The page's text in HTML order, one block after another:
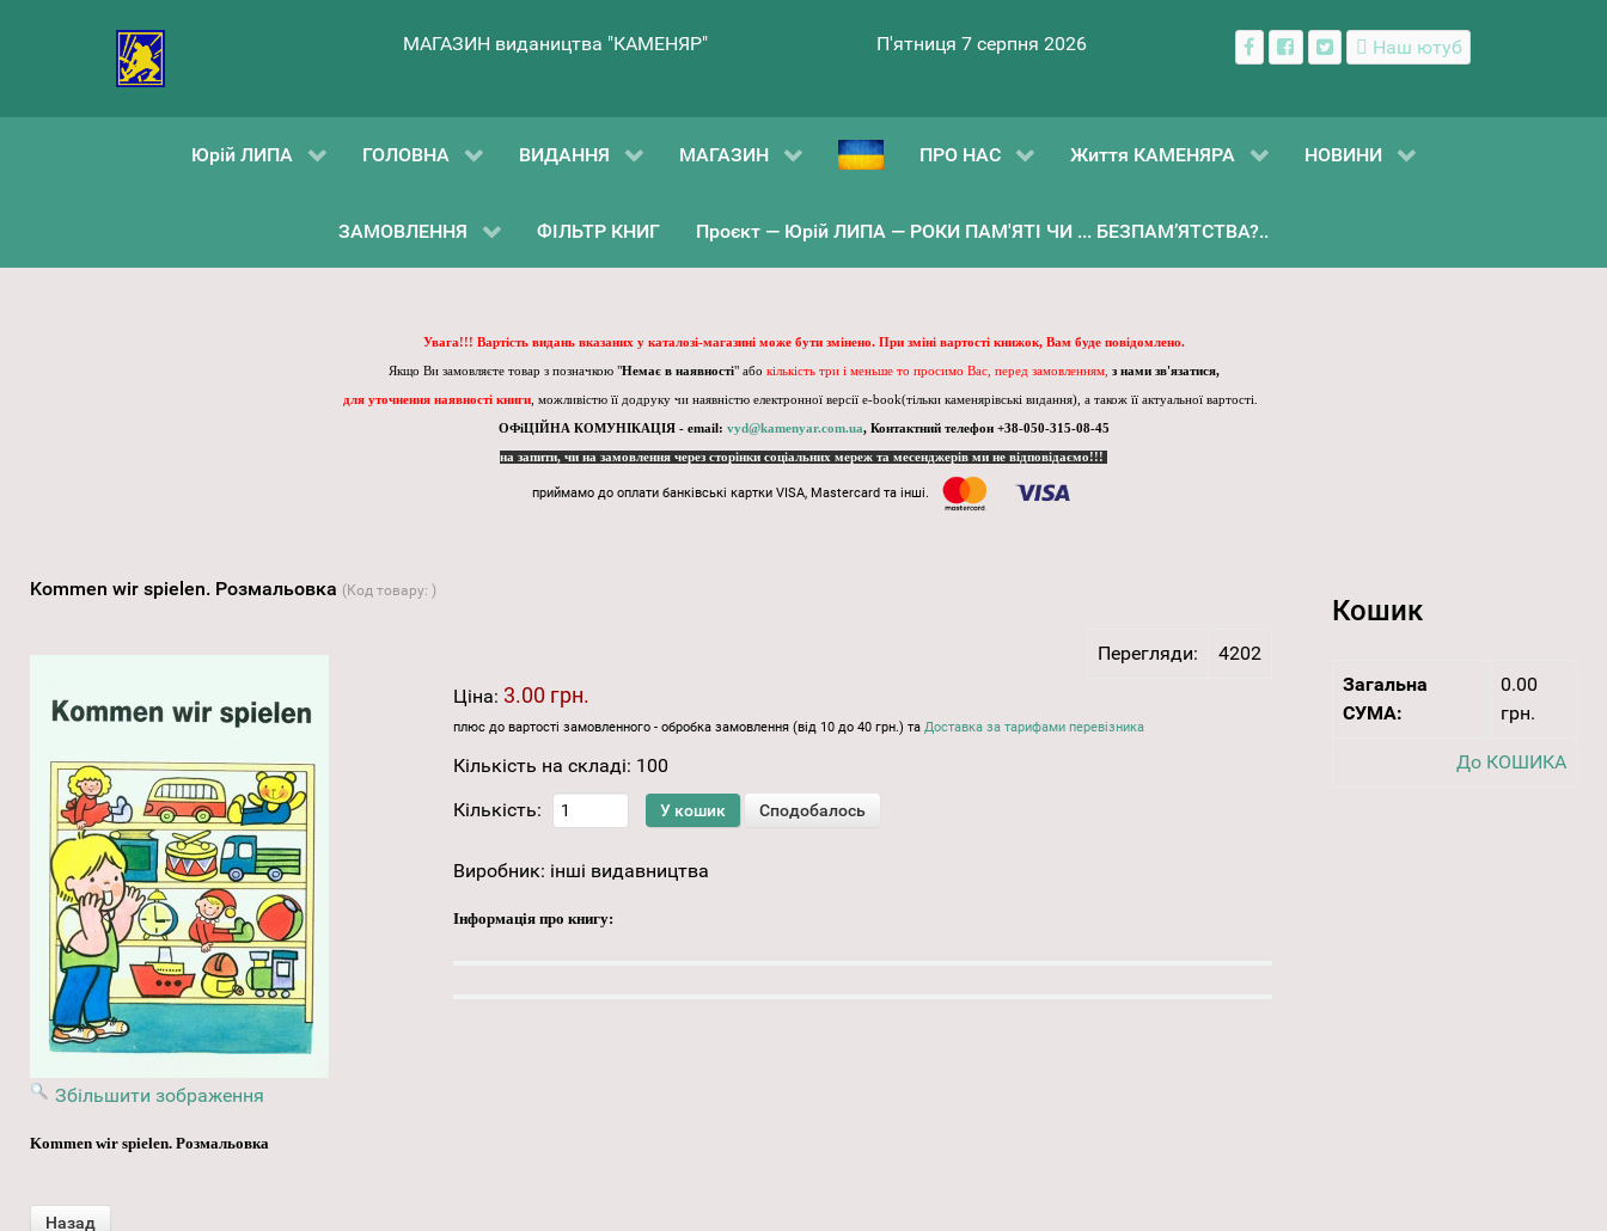
МАГАЗИН видаництва "КАМЕНЯР" П'ятниця 7 серпня 2026 Наш ютуб
Юрій ЛИПА ГОЛОВНА ВИДАННЯ МАГАЗИН ПРО НАС Життя КАМЕНЯРА НОВИНИ
ЗАМОВЛЕННЯ ФІЛЬТР КНИГ Проєкт — Юрій ЛИПА — РОКИ ПАМ'ЯТІ ЧИ ... БЕЗПАМ’ЯТСТВА?..
Увага!!! Вартість видань вказаних у каталозі-магазині може бути змінено. При зміні вартості книжок, Вам буде повідомлено.
Якщо Ви замовляєте товар з позначкою "Немає в наявності" або кількість три і меньше то просимо Вас, перед замовленням, з нами зв'язатися,
для уточнення наявності книги, можливістю її додруку чи наявністю електронної версії e-book(тільки каменярівські видання), а також її актуальної вартості.
ОФіЦІЙНА КОМУНІКАЦІЯ - email: vyd@kamenyar.com.ua, Контактний телефон +38-050-315-08-45
на запити, чи на замовлення через сторінки соціальних мереж та месенджерів ми не відповідаємо!!!
приймамо до оплати банківські картки VISA, Mastercard та інші.
Kommen wir spielen. Розмальовка (Код товару: )
Перегляди: 4202
Збільшити зображення
Ціна: 3.00 грн.
плюс до вартості замовленного - обробка замовлення (від 10 до 40 грн.) та Доставка за тарифами перевізника
Кількість на складі: 100
Кількість:
Виробник: інші видавництва
Інформація про книгу:
Kommen wir spielen. Розмальовка
Кошик
Загальна
СУМА:
0.00
грн.
До КОШИКА